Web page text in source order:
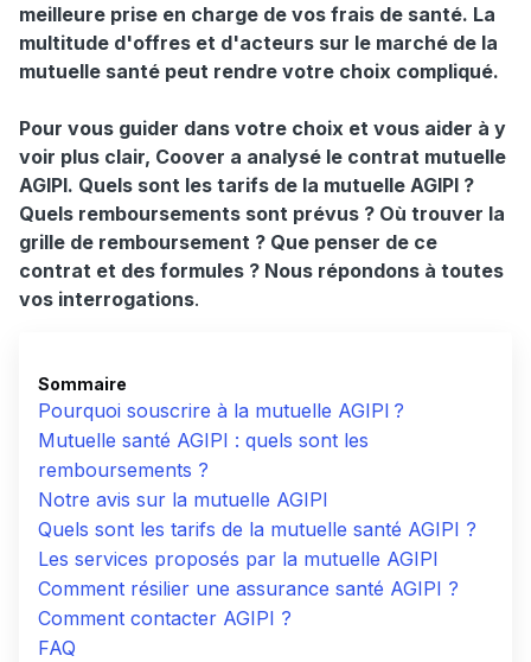
meilleure prise en charge de vos frais de santé. La
multitude d'offres et d'acteurs sur le marché de la
mutuelle santé peut rendre votre choix compliqué.
Pour vous guider dans votre choix et vous aider à y
voir plus clair, Coover a analysé le contrat mutuelle
AGIPI. Quels sont les tarifs de la mutuelle AGIPI ?
Quels remboursements sont prévus ? Où trouver la
grille de remboursement ? Que penser de ce
contrat et des formules ? Nous répondons à toutes
vos interrogations.
Sommaire
Pourquoi souscrire à la mutuelle AGIPI ?
Mutuelle santé AGIPI : quels sont les
remboursements ?
Notre avis sur la mutuelle AGIPI
Quels sont les tarifs de la mutuelle santé AGIPI ?
Les services proposés par la mutuelle AGIPI
Comment résilier une assurance santé AGIPI ?
Comment contacter AGIPI ?
FAQ